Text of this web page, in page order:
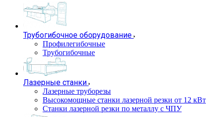
Трубогибочное оборудование
Профилегибочные
Трубогибочные
Лазерные станки
Лазерные труборезы
Высокомощные станки лазерной резки от 12 кВт
Станки лазерной резки по металлу с ЧПУ